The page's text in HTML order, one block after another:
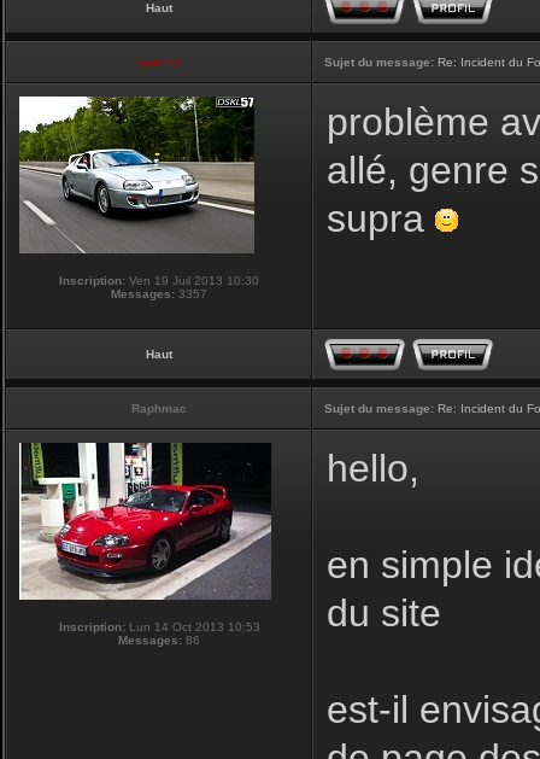
Haut
touti-17 Sujet du message: Re: Incident du
Inscription: Ven 19 Juil 2013 10:30
Messages: 3357
problème
allé, genre
supra
Haut
Raphmac Sujet du message: Re: Incident du
Inscription:Lun 14 Oct 2013 10:53
Messages: 86
hello,
en simple
du site
est-il